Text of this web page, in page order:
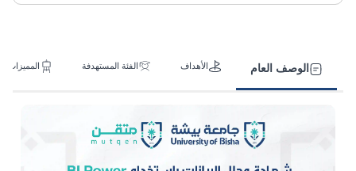
الوصف العام الأهداف الفئة المستهدفة المميزات